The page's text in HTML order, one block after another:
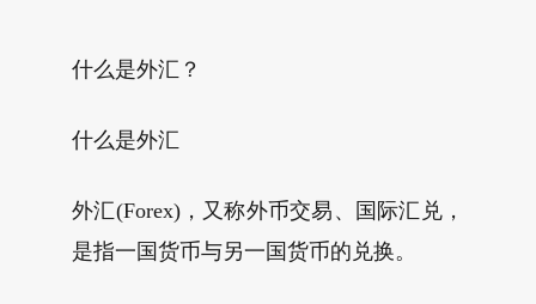
什么是外汇？
什么是外汇
外汇(Forex)，又称外币交易、国际汇兑，
是指一国货币与另一国货币的兑换。